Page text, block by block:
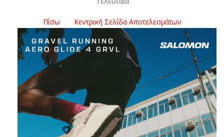
Πίσω Κεντρική Σελίδα Αποτελεσμάτων